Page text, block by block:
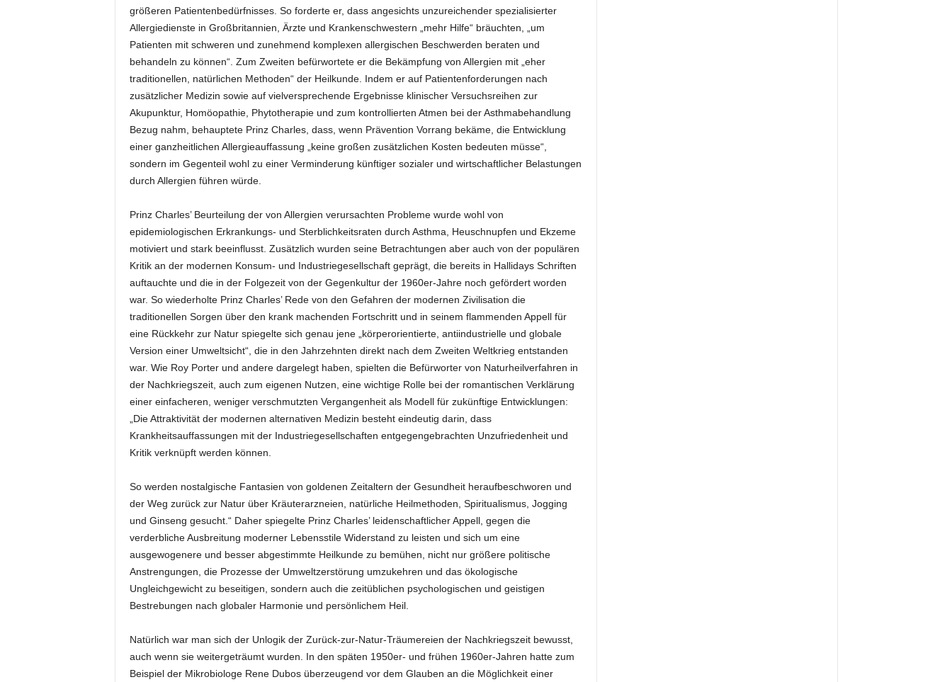
größeren Patientenbedürfnisses. So forderte er, dass angesichts unzureichender spezialisierter
Allergiedienste in Großbritannien, Ärzte und Krankenschwestern „mehr Hilfe“ bräuchten, „um
Patienten mit schweren und zunehmend komplexen allergischen Beschwerden beraten und
behandeln zu können“. Zum Zweiten befürwortete er die Bekämpfung von Allergien mit „eher
traditionellen, natürlichen Methoden“ der Heilkunde. Indem er auf Patientenforderungen nach
zusätzlicher Medizin sowie auf vielversprechende Ergebnisse klinischer Versuchsreihen zur
Akupunktur, Homöopathie, Phytotherapie und zum kontrollierten Atmen bei der Asthmabehandlung
Bezug nahm, behauptete Prinz Charles, dass, wenn Prävention Vorrang bekäme, die Entwicklung
einer ganzheitlichen Allergieauffassung „keine großen zusätzlichen Kosten bedeuten müsse“,
sondern im Gegenteil wohl zu einer Verminderung künftiger sozialer und wirtschaftlicher Belastungen
durch Allergien führen würde.
Prinz Charles’ Beurteilung der von Allergien verursachten Probleme wurde wohl von
epidemiologischen Erkrankungs- und Sterblichkeitsraten durch Asthma, Heuschnupfen und Ekzeme
motiviert und stark beeinflusst. Zusätzlich wurden seine Betrachtungen aber auch von der populären
Kritik an der modernen Konsum- und Industriegesellschaft geprägt, die bereits in Hallidays Schriften
auftauchte und die in der Folgezeit von der Gegenkultur der 1960er-Jahre noch gefördert worden
war. So wiederholte Prinz Charles’ Rede von den Gefahren der modernen Zivilisation die
traditionellen Sorgen über den krank machenden Fortschritt und in seinem flammenden Appell für
eine Rückkehr zur Natur spiegelte sich genau jene „körperorientierte, antiindustrielle und globale
Version einer Umweltsicht“, die in den Jahrzehnten direkt nach dem Zweiten Weltkrieg entstanden
war. Wie Roy Porter und andere dargelegt haben, spielten die Befürworter von Naturheilverfahren in
der Nachkriegszeit, auch zum eigenen Nutzen, eine wichtige Rolle bei der romantischen Verklärung
einer einfacheren, weniger verschmutzten Vergangenheit als Modell für zukünftige Entwicklungen:
„Die Attraktivität der modernen alternativen Medizin besteht eindeutig darin, dass
Krankheitsauffassungen mit der Industriegesellschaften entgegengebrachten Unzufriedenheit und
Kritik verknüpft werden können.
So werden nostalgische Fantasien von goldenen Zeitaltern der Gesundheit heraufbeschworen und
der Weg zurück zur Natur über Kräuterarzneien, natürliche Heilmethoden, Spiritualismus, Jogging
und Ginseng gesucht.“ Daher spiegelte Prinz Charles’ leidenschaftlicher Appell, gegen die
verderbliche Ausbreitung moderner Lebensstile Widerstand zu leisten und sich um eine
ausgewogenere und besser abgestimmte Heilkunde zu bemühen, nicht nur größere politische
Anstrengungen, die Prozesse der Umweltzerstörung umzukehren und das ökologische
Ungleichgewicht zu beseitigen, sondern auch die zeitüblichen psychologischen und geistigen
Bestrebungen nach globaler Harmonie und persönlichem Heil.
Natürlich war man sich der Unlogik der Zurück-zur-Natur-Träumereien der Nachkriegszeit bewusst,
auch wenn sie weitergeträumt wurden. In den späten 1950er- und frühen 1960er-Jahren hatte zum
Beispiel der Mikrobiologe Rene Dubos überzeugend vor dem Glauben an die Möglichkeit einer